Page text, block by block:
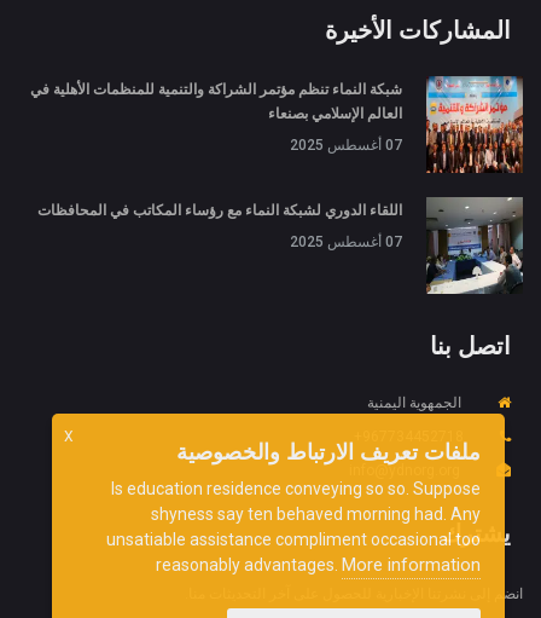
المشاركات الأخيرة
شبكة النماء تنظم مؤتمر الشراكة والتنمية للمنظمات الأهلية في
العالم الإسلامي بصنعاء
07 أغسطس 2025
اللقاء الدوري لشبكة النماء مع رؤساء المكاتب في المحافظات
07 أغسطس 2025
اتصل بنا
الجمهوية اليمنية
info@ydnorg.org
يشترك
انضم إلى نشرتنا الإخبارية للحصول على آخر التحديثات منا.
X ملفات تعريف الارتباط والخصوصية
Is education residence conveying so so. Suppose
shyness say ten behaved morning had. Any
unsatiable assistance compliment occasional too
reasonably advantages. More information